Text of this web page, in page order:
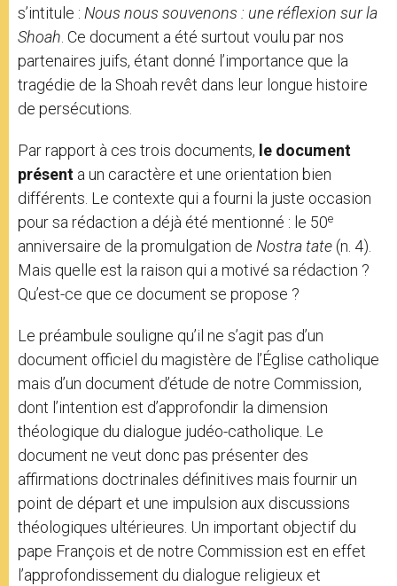
s’intitule : Nous nous souvenons : une réflexion sur la
Shoah. Ce document a été surtout voulu par nos
partenaires juifs, étant donné l’importance que la
tragédie de la Shoah revêt dans leur longue histoire
de persécutions.
Par rapport à ces trois documents, le document
présent a un caractère et une orientation bien
différents. Le contexte qui a fourni la juste occasion
pour sa rédaction a déjà été mentionné : le 50e
anniversaire de la promulgation de Nostra ӕtate (n. 4).
Mais quelle est la raison qui a motivé sa rédaction ?
Qu’est-ce que ce document se propose ?
Le préambule souligne qu’il ne s’agit pas d’un
document officiel du magistère de l’Église catholique
mais d’un document d’étude de notre Commission,
dont l’intention est d’approfondir la dimension
théologique du dialogue judéo-catholique. Le
document ne veut donc pas présenter des
affirmations doctrinales définitives mais fournir un
point de départ et une impulsion aux discussions
théologiques ultérieures. Un important objectif du
pape François et de notre Commission est en effet
l’approfondissement du dialogue religieux et